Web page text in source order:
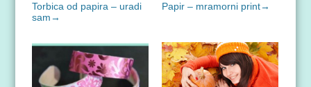
Torbica od papira – uradi
sam→
Papir – mramorni print→